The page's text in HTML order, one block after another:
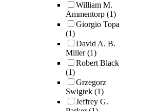
William M.
Ammentorp (1)
Giorgio Topa
(1)
David A. B.
Miller(1)
Robert Black
(1)
Grzegorz
Swigtek (1)
Jeffrey G.